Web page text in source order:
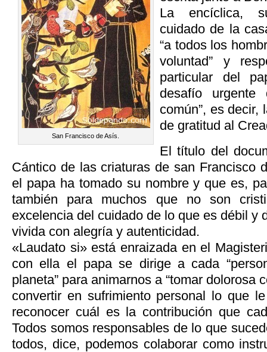
San Francisco de Asís.
La encíclica,
cuidado de la
“a todos los
voluntad” y
particular del
desafío urgente
común”, es decir,
de gratitud al
El título del
Cántico de las criaturas de san Francisco
el papa ha tomado su nombre y que es,
también para muchos que no son
excelencia del cuidado de lo que es débil y
vivida con alegría y autenticidad.
«Laudato si» está enraizada en el
con ella el papa se dirige a cada
planeta” para animarnos a “tomar dolorosa
convertir en sufrimiento personal lo que
reconocer cuál es la contribución que
Todos somos responsables de lo que
todos, dice, podemos colaborar como